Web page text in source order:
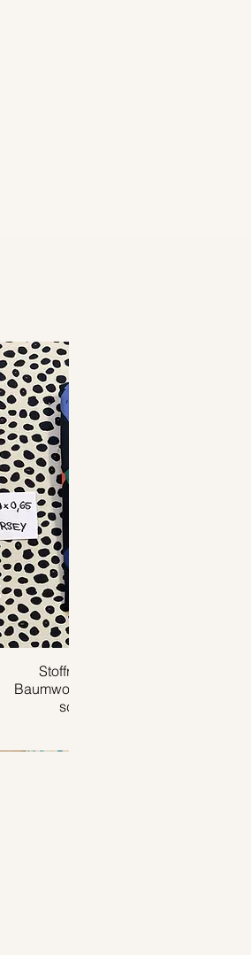
Schnellansicht
Stoffrest 1m x 0.65m
Baumwolljersey HARLEKIN
schwarz bunt